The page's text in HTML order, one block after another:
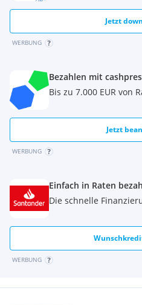
Marke: IT Return
Jetzt
WERBUNG
Bezahlen mit
Bis zu 7.000 EUR von
Jetzt
WERBUNG
Einfach in Raten
Die schnelle
WERBUNG